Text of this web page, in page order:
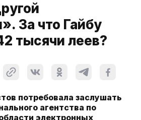
За что Гайбу
тысячи леев?
потребовала заслушать
агентства по
электронных